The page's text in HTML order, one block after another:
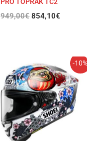
949,00€ 854,10€
-10%
precio
original
era:
949,00€.
precio
actual
es:
854,10€.